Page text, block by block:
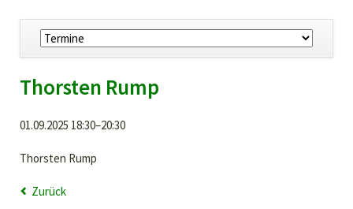
Navigation
überspringen
Thorsten Rump
01.09.2025 18:30–20:30
Thorsten Rump
Zurück